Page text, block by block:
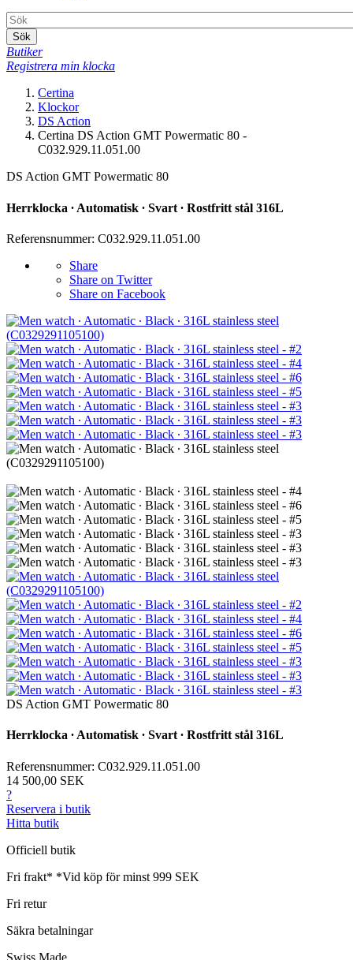
Sök
Butiker
Registrera min klocka
Certina
Klockor
DS Action
Certina DS Action GMT Powermatic 80 -
C032.929.11.051.00
DS Action GMT Powermatic 80
Herrklocka ∙ Automatisk ∙ Svart ∙ Rostfritt stål 316L
Referensnummer: C032.929.11.051.00
Share
Share on Twitter
Share on Facebook
DS Action GMT Powermatic 80
Herrklocka ∙ Automatisk ∙ Svart ∙ Rostfritt stål 316L
Referensnummer: C032.929.11.051.00
14 500,00 SEK
?
Reservera i butik
Hitta butik
Officiell butik
Fri frakt* *Vid köp för minst 999 SEK
Fri retur
Säkra betalningar
Swiss Made